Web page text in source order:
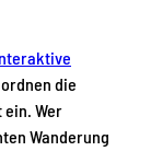
ordnen die
Wer
Wanderung